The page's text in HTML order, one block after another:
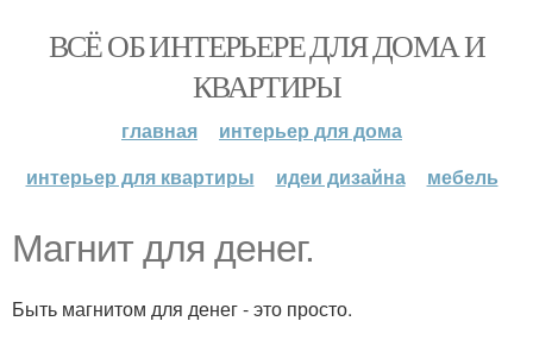
ВСЁ ОБ ИНТЕРЬЕРЕ ДЛЯ ДОМА И
КВАРТИРЫ
главная
интерьер для дома
интерьер для квартиры
идеи дизайна мебель
Магнит для денег.
Быть магнитом для денег - это просто.